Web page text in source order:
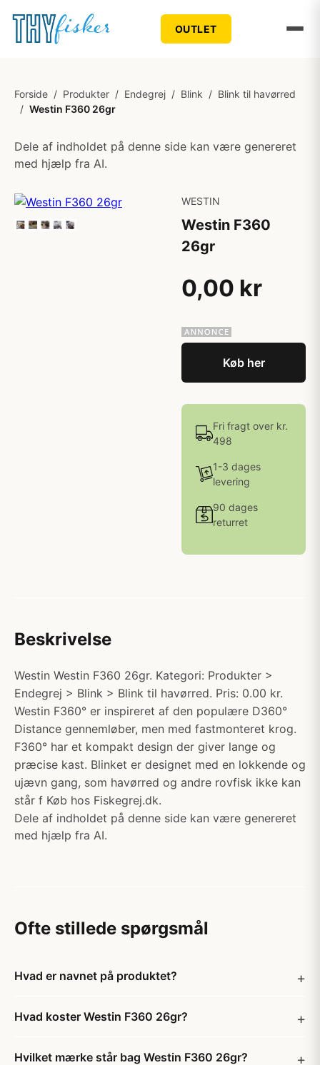
OUTLET
Forside / Produkter / Endegrej / Blink / Blink til havørred
/ Westin F360 26gr
Dele af indholdet på denne side kan være genereret
med hjælp fra AI.
WESTIN
Westin F360
26gr
0,00 kr
Køb her
Fri fragt over kr.
498
1-3 dages
levering
90 dages
returret
Beskrivelse
Westin Westin F360 26gr. Kategori: Produkter >
Endegrej > Blink > Blink til havørred. Pris: 0.00 kr.
Westin F360° er inspireret af den populære D360°
Distance gennemløber, men med fastmonteret krog.
F360° har et kompakt design der giver lange og
præcise kast. Blinket er designet med en lokkende og
ujævn gang, som havørred og andre rovfisk ikke kan
står f Køb hos Fiskegrej.dk.
Dele af indholdet på denne side kan være genereret
med hjælp fra AI.
Ofte stillede spørgsmål
Hvad er navnet på produktet?
Hvad koster Westin F360 26gr?
Hvilket mærke står bag Westin F360 26gr?